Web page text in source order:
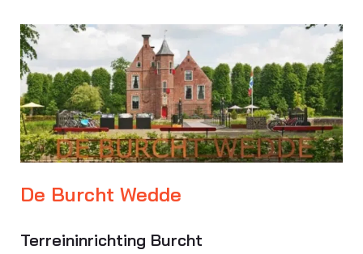
De Burcht Wedde
Terreininrichting Burcht